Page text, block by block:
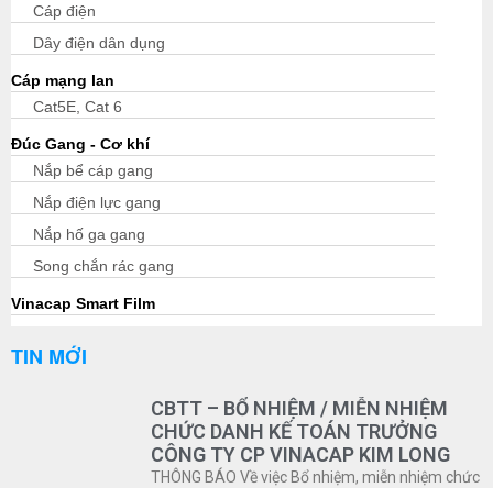
Cáp điện
Dây điện dân dụng
Cáp mạng lan
Cat5E, Cat 6
Đúc Gang - Cơ khí
Nắp bể cáp gang
Nắp điện lực gang
Nắp hố ga gang
Song chắn rác gang
Vinacap Smart Film
TIN MỚI
CBTT – BỔ NHIỆM / MIỄN NHIỆM
CHỨC DANH KẾ TOÁN TRƯỞNG
CÔNG TY CP VINACAP KIM LONG
THÔNG BÁO Về việc Bổ nhiệm, miễn nhiệm chức